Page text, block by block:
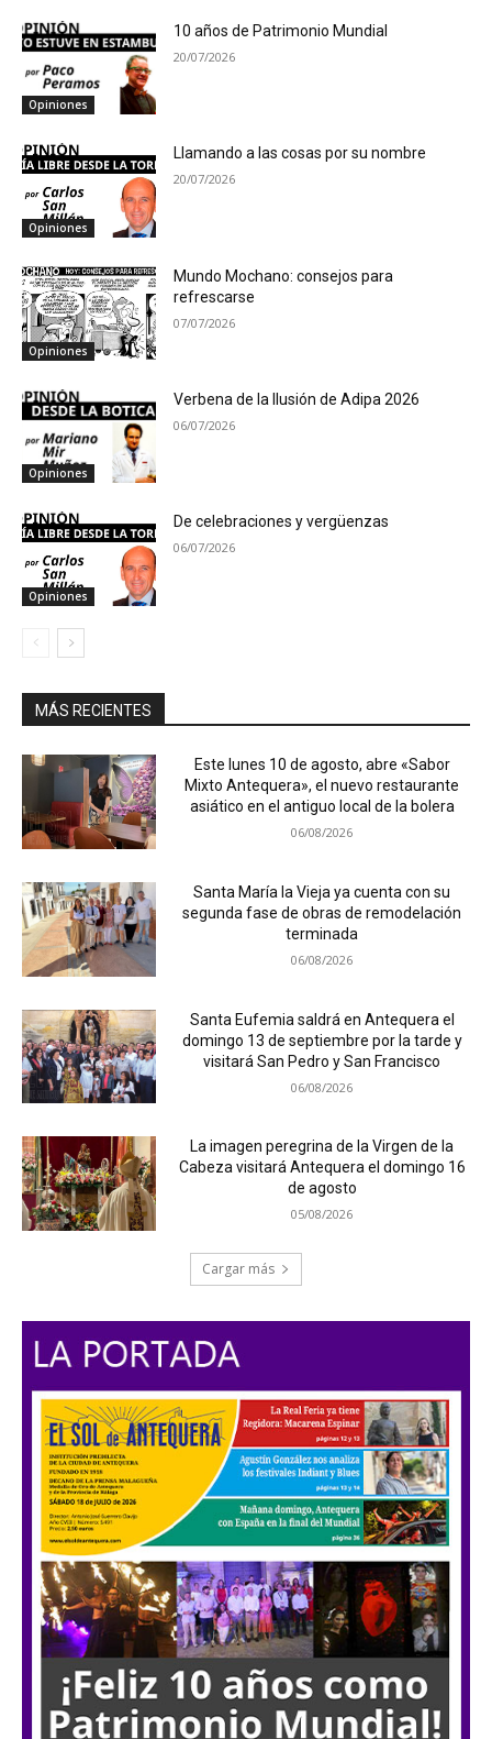
Opiniones
10 años de Patrimonio Mundial
20/07/2026
Opiniones
Llamando a las cosas por su nombre
20/07/2026
Opiniones
Mundo Mochano: consejos para
refrescarse
07/07/2026
Opiniones
Verbena de la Ilusión de Adipa 2026
06/07/2026
Opiniones
De celebraciones y vergüenzas
06/07/2026
MÁS RECIENTES
Este lunes 10 de agosto, abre «Sabor
Mixto Antequera», el nuevo restaurante
asiático en el antiguo local de la bolera
06/08/2026
Santa María la Vieja ya cuenta con su
segunda fase de obras de remodelación
terminada
06/08/2026
Santa Eufemia saldrá en Antequera el
domingo 13 de septiembre por la tarde y
visitará San Pedro y San Francisco
06/08/2026
La imagen peregrina de la Virgen de la
Cabeza visitará Antequera el domingo 16
de agosto
05/08/2026
Cargar más